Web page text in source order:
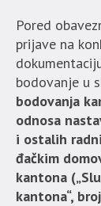
Pored
prijave na
bodovanje u
bodovanja
odnosa
i ostalih
đačkim
kantona
kantona“,